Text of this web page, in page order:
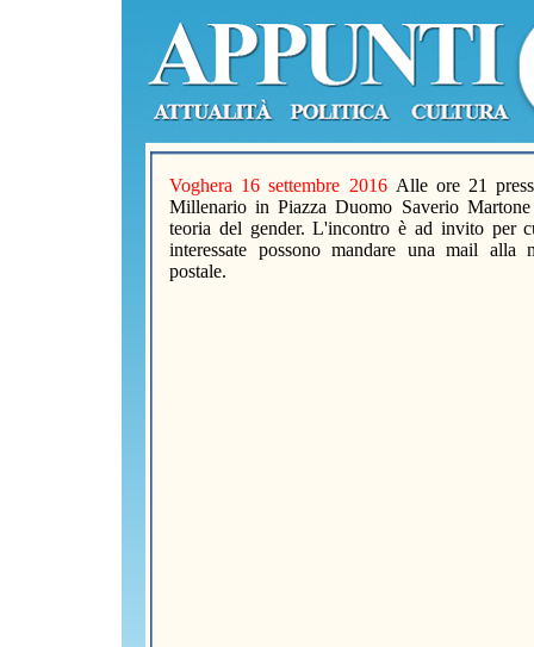
Voghera 16 settembre 2016 Alle ore 21
Millenario in Piazza Duomo Saverio
teoria del gender. L'incontro è ad invito per
interessate possono mandare una mail alla
postale.